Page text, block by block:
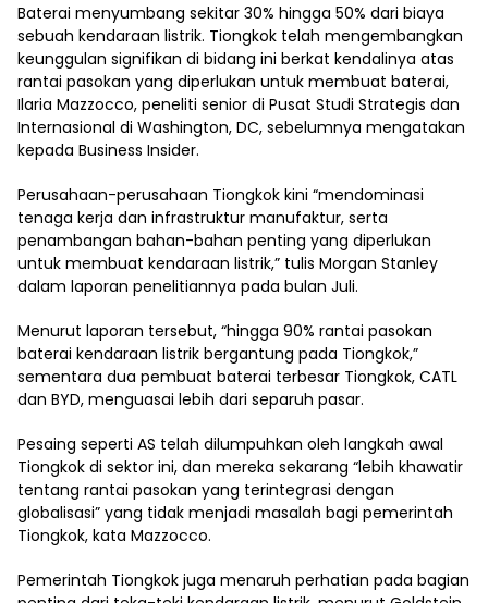
Baterai menyumbang sekitar 30% hingga 50% dari biaya
sebuah kendaraan listrik. Tiongkok telah mengembangkan
keunggulan signifikan di bidang ini berkat kendalinya atas
rantai pasokan yang diperlukan untuk membuat baterai,
Ilaria Mazzocco, peneliti senior di Pusat Studi Strategis dan
Internasional di Washington, DC, sebelumnya mengatakan
kepada Business Insider.
Perusahaan-perusahaan Tiongkok kini “mendominasi
tenaga kerja dan infrastruktur manufaktur, serta
penambangan bahan-bahan penting yang diperlukan
untuk membuat kendaraan listrik,” tulis Morgan Stanley
dalam laporan penelitiannya pada bulan Juli.
Menurut laporan tersebut, “hingga 90% rantai pasokan
baterai kendaraan listrik bergantung pada Tiongkok,”
sementara dua pembuat baterai terbesar Tiongkok, CATL
dan BYD, menguasai lebih dari separuh pasar.
Pesaing seperti AS telah dilumpuhkan oleh langkah awal
Tiongkok di sektor ini, dan mereka sekarang “lebih khawatir
tentang rantai pasokan yang terintegrasi dengan
globalisasi” yang tidak menjadi masalah bagi pemerintah
Tiongkok, kata Mazzocco.
Pemerintah Tiongkok juga menaruh perhatian pada bagian